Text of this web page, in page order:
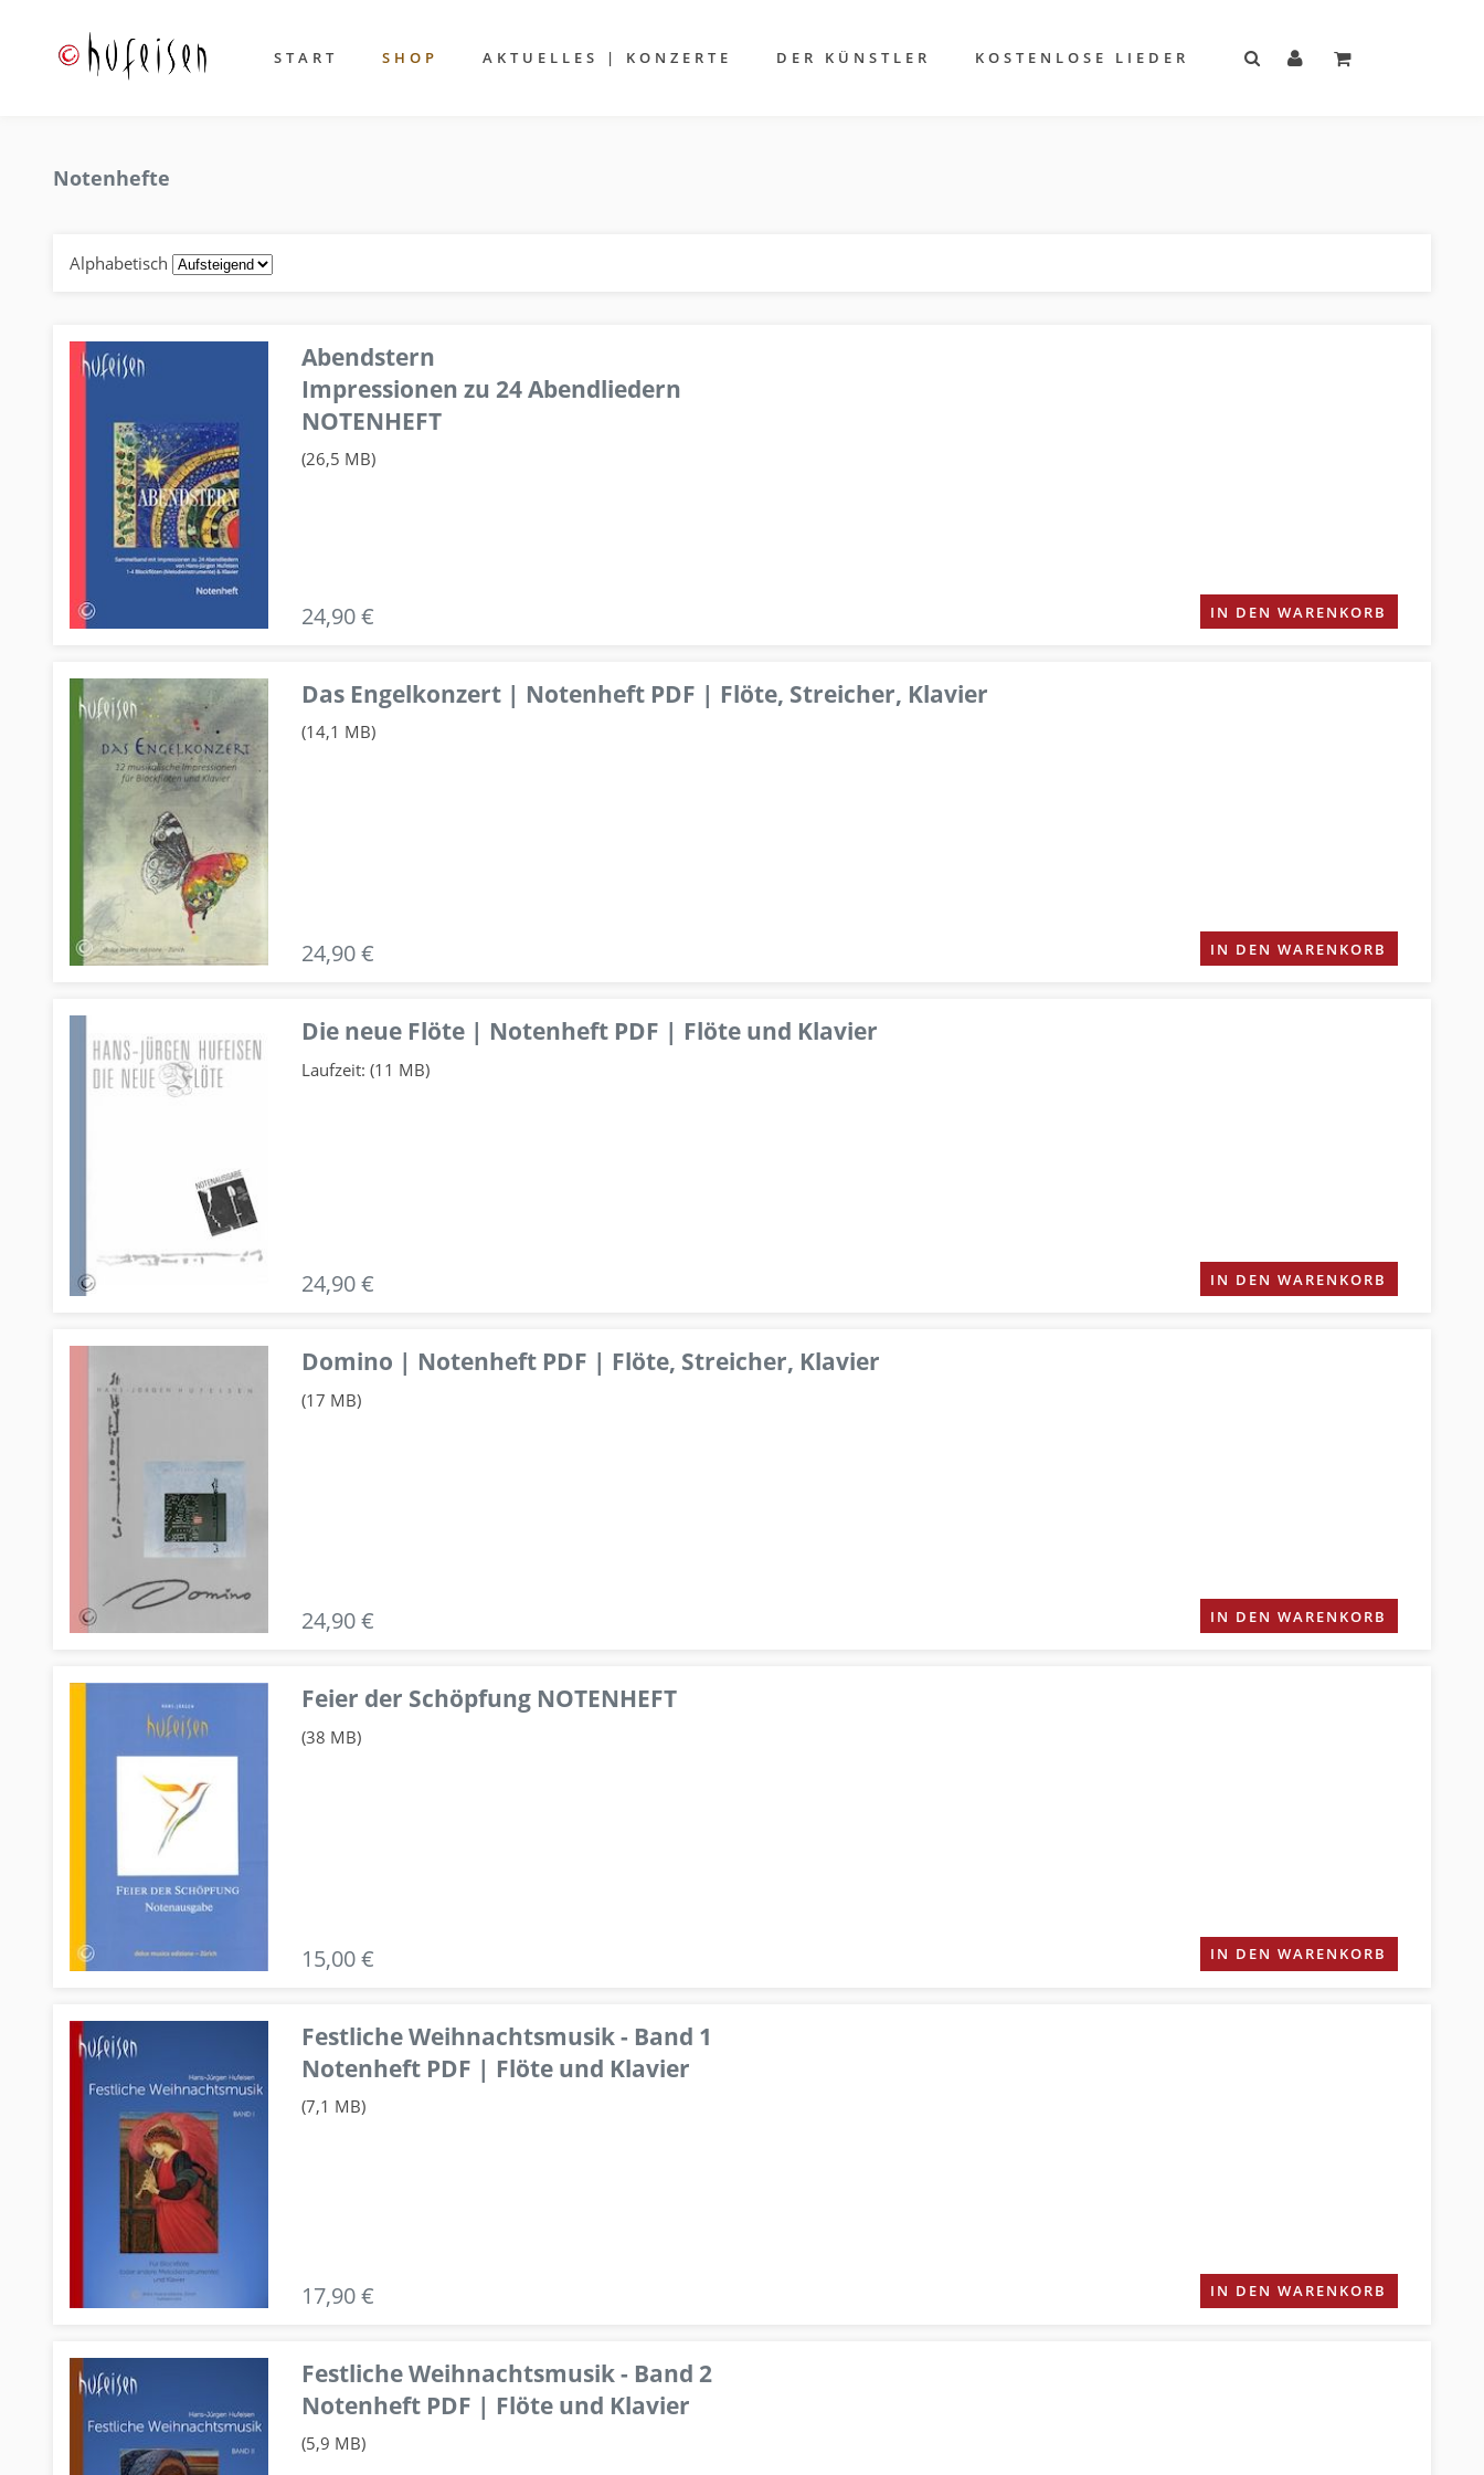
START SHOP AKTUELLES | KONZERTE DER KÜNSTLER KOSTENLOSE LIEDER
Notenhefte
Alphabetisch
Abendstern
Impressionen zu 24 Abendliedern
NOTENHEFT
(26,5 MB)
24,90 € IN DEN WARENKORB
Das Engelkonzert | Notenheft PDF | Flöte, Streicher, Klavier
(14,1 MB)
24,90 € IN DEN WARENKORB
Die neue Flöte | Notenheft PDF | Flöte und Klavier
Laufzeit: (11 MB)
24,90 € IN DEN WARENKORB
Domino | Notenheft PDF | Flöte, Streicher, Klavier
(17 MB)
24,90 € IN DEN WARENKORB
Feier der Schöpfung NOTENHEFT
(38 MB)
15,00 € IN DEN WARENKORB
Festliche Weihnachtsmusik - Band 1
Notenheft PDF | Flöte und Klavier
(7,1 MB)
17,90 € IN DEN WARENKORB
Festliche Weihnachtsmusik - Band 2
Notenheft PDF | Flöte und Klavier
(5,9 MB)